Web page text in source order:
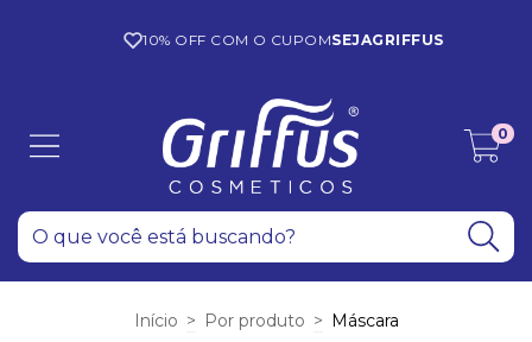
10% OFF COM O CUPOMSEJAGRIFFUS
0
Início > Por produto > Máscara